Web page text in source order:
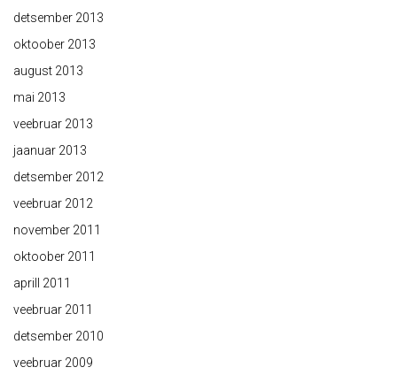
detsember 2013
oktoober 2013
august 2013
mai 2013
veebruar 2013
jaanuar 2013
detsember 2012
veebruar 2012
november 2011
oktoober 2011
aprill 2011
veebruar 2011
detsember 2010
veebruar 2009